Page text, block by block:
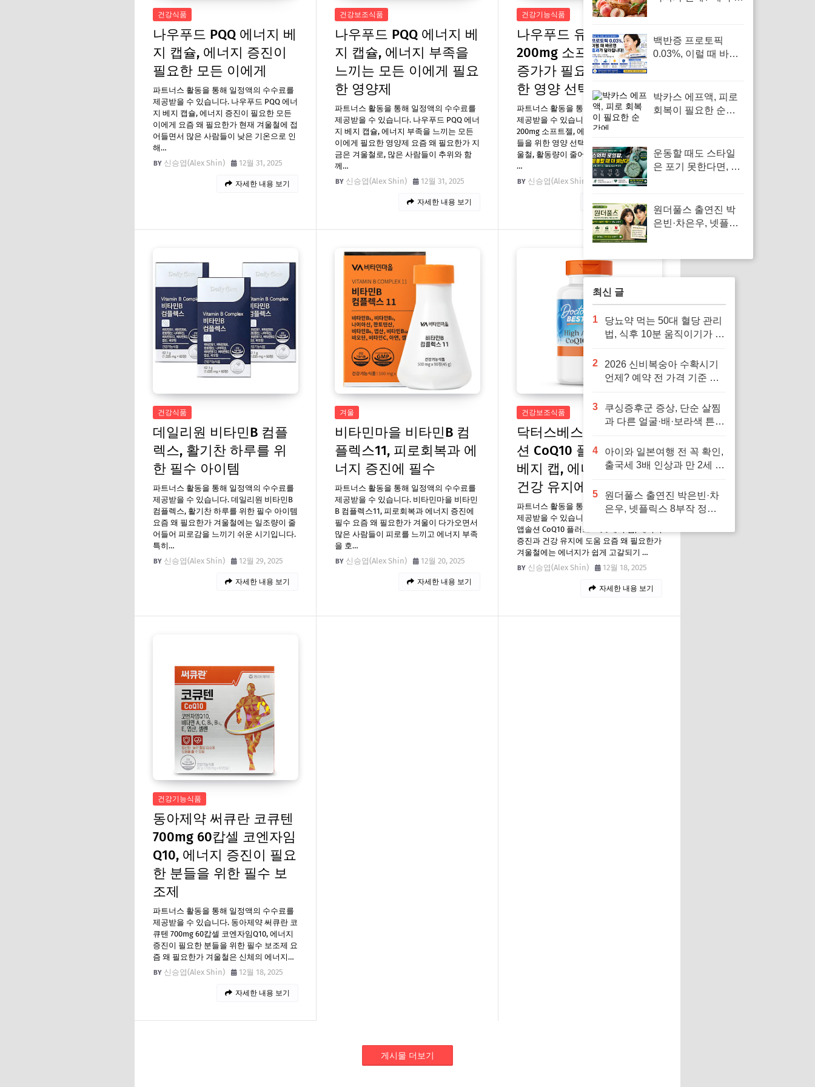
건강식품
나우푸드 PQQ 에너지 베
지 캡슐, 에너지 증진이
필요한 모든 이에게
파트너스 활동을 통해 일정액의 수수료를
제공받을 수 있습니다. 나우푸드 PQQ 에너
지 베지 캡슐, 에너지 증진이 필요한 모든
이에게 요즘 왜 필요한가 현재 겨울철에 접
어들면서 많은 사람들이 낮은 기온으로 인
해…
신승엽(Alex Shin)
12월 31, 2025
자세한 내용 보기
건강보조식품
나우푸드 PQQ 에너지 베
지 캡슐, 에너지 부족을
느끼는 모든 이에게 필요
한 영양제
파트너스 활동을 통해 일정액의 수수료를
제공받을 수 있습니다. 나우푸드 PQQ 에너
지 베지 캡슐, 에너지 부족을 느끼는 모든
이에게 필요한 영양제 요즘 왜 필요한가 지
금은 겨울철로, 많은 사람들이 추위와 함
께…
신승엽(Alex Shin)
12월 31, 2025
자세한 내용 보기
건강기능식품
나우푸드 유비퀴놀
200mg 소프트젤, 에너지
증가가 필요한 분들을 위
한 영양 선택
파트너스 활동을 통해 일정액의 수수료를
제공받을 수 있습니다. 나우푸드 유비퀴놀
200mg 소프트젤, 에너지 증가가 필요한 분
들을 위한 영양 선택 요즘 왜 필요한가 겨
울철, 활동량이 줄어들고 기온이 낮아지면
…
신승엽(Alex Shin)
12월 30, 2025
자세한 내용 보기
건강식품
데일리원 비타민B 컴플
렉스, 활기찬 하루를 위
한 필수 아이템
파트너스 활동을 통해 일정액의 수수료를
제공받을 수 있습니다. 데일리원 비타민B
컴플렉스, 활기찬 하루를 위한 필수 아이템
요즘 왜 필요한가 겨울철에는 일조량이 줄
어들어 피로감을 느끼기 쉬운 시기입니다.
특히…
신승엽(Alex Shin)
12월 29, 2025
자세한 내용 보기
겨울
비타민마을 비타민B 컴
플렉스11, 피로회복과 에
너지 증진에 필수
파트너스 활동을 통해 일정액의 수수료를
제공받을 수 있습니다. 비타민마을 비타민
B 컴플렉스11, 피로회복과 에너지 증진에
필수 요즘 왜 필요한가 겨울이 다가오면서
많은 사람들이 피로를 느끼고 에너지 부족
을 호…
신승엽(Alex Shin)
12월 20, 2025
자세한 내용 보기
건강보조식품
닥터스베스트 하이 앱솔
션 CoQ10 플러스 PQQ
베지 캡, 에너지 증진과
건강 유지에 도움
파트너스 활동을 통해 일정액의 수수료를
제공받을 수 있습니다. 닥터스베스트 하이
앱솔션 CoQ10 플러스 PQQ 베지 캡, 에너지
증진과 건강 유지에 도움 요즘 왜 필요한가
겨울철에는 에너지가 쉽게 고갈되기 …
신승엽(Alex Shin)
12월 18, 2025
자세한 내용 보기
건강기능식품
동아제약 써큐란 코큐텐
700mg 60캅셀 코엔자임
Q10, 에너지 증진이 필요
한 분들을 위한 필수 보
조제
파트너스 활동을 통해 일정액의 수수료를
제공받을 수 있습니다. 동아제약 써큐란 코
큐텐 700mg 60캅셀 코엔자임Q10, 에너지
증진이 필요한 분들을 위한 필수 보조제 요
즘 왜 필요한가 겨울철은 신체의 에너지…
신승엽(Alex Shin)
12월 18, 2025
자세한 내용 보기
게시물 더보기
백반증 프로토픽
0.03%, 이럴 때 바르
박카스 에프액, 피로
회복이 필요한 순간
운동할 때도 스타일
은 포기 못한다면, 스
원더풀스 출연진 박
은빈·차은우, 넷플릭
최신 글
1
당뇨약 먹는 50대 혈당 관리
법, 식후 10분 움직이기가 답
2
2026 신비복숭아 수확시기
언제? 예약 전 가격 기준 모
3
쿠싱증후군 증상, 단순 살찜
과 다른 얼굴·배·보라색 튼살
4
아이와 일본여행 전 꼭 확인,
출국세 3배 인상과 만 2세 미
5
원더풀스 출연진 박은빈·차
은우, 넷플릭스 8부작 정보